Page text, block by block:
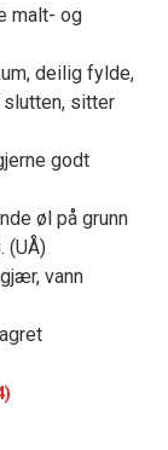
malt- og
deilig fylde,
sitter
godt
øl på grunn
(UÅ)
vann